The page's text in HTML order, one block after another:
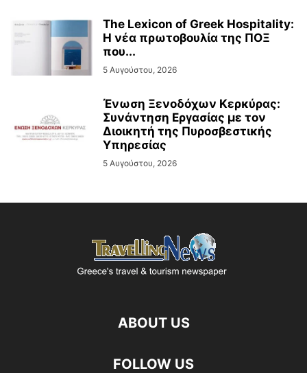
The Lexicon of Greek Hospitality:
Η νέα πρωτοβουλία της ΠΟΞ
που...
5 Αυγούστου, 2026
Ένωση Ξενοδόχων Κερκύρας:
Συνάντηση Εργασίας με τον
Διοικητή της Πυροσβεστικής
Υπηρεσίας
5 Αυγούστου, 2026
ABOUT US
FOLLOW US